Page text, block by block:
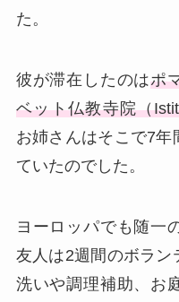
た。
彼が滞在したのはポ
ベット仏教寺院（
お姉さんはそこで7年
ていたのでした。
ヨーロッパでも随一
友人は2週間のボラン
洗いや調理補助、お